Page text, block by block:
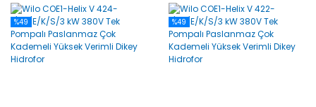
%49 %49